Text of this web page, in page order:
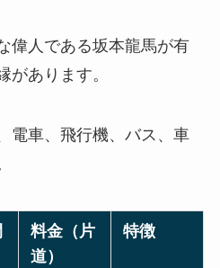
偉人である坂本龍馬が有
があります。
電車、飛行機、バス、車
料金（片
道）
特徴